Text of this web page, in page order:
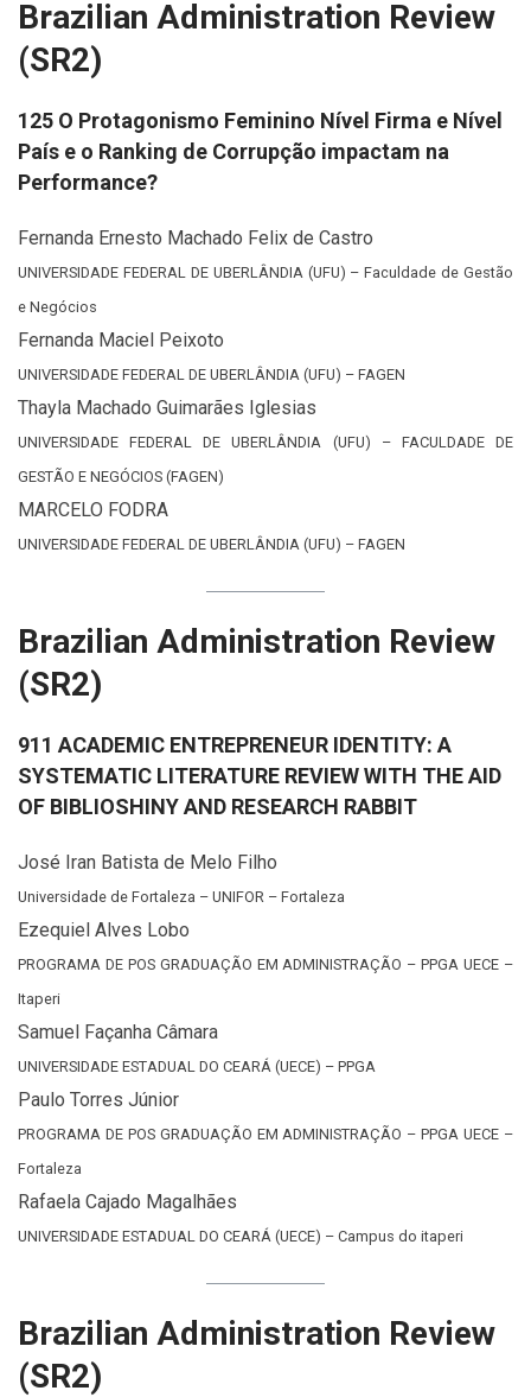
Brazilian Administration Review
(SR2)
125 O Protagonismo Feminino Nível Firma e Nível
País e o Ranking de Corrupção impactam na
Performance?
Fernanda Ernesto Machado Felix de Castro
UNIVERSIDADE FEDERAL DE UBERLÂNDIA (UFU) – Faculdade de Gestão
e Negócios
Fernanda Maciel Peixoto
UNIVERSIDADE FEDERAL DE UBERLÂNDIA (UFU) – FAGEN
Thayla Machado Guimarães Iglesias
UNIVERSIDADE FEDERAL DE UBERLÂNDIA (UFU) – FACULDADE DE
GESTÃO E NEGÓCIOS (FAGEN)
MARCELO FODRA
UNIVERSIDADE FEDERAL DE UBERLÂNDIA (UFU) – FAGEN
Brazilian Administration Review
(SR2)
911 ACADEMIC ENTREPRENEUR IDENTITY: A
SYSTEMATIC LITERATURE REVIEW WITH THE AID
OF BIBLIOSHINY AND RESEARCH RABBIT
José Iran Batista de Melo Filho
Universidade de Fortaleza – UNIFOR – Fortaleza
Ezequiel Alves Lobo
PROGRAMA DE POS GRADUAÇÃO EM ADMINISTRAÇÃO – PPGA UECE –
Itaperi
Samuel Façanha Câmara
UNIVERSIDADE ESTADUAL DO CEARÁ (UECE) – PPGA
Paulo Torres Júnior
PROGRAMA DE POS GRADUAÇÃO EM ADMINISTRAÇÃO – PPGA UECE –
Fortaleza
Rafaela Cajado Magalhães
UNIVERSIDADE ESTADUAL DO CEARÁ (UECE) – Campus do itaperi
Brazilian Administration Review
(SR2)